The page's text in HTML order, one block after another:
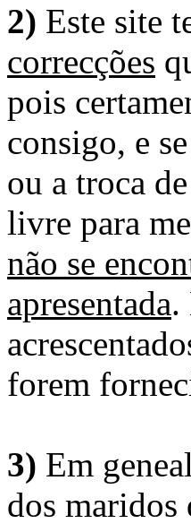
2) Este site
correcções
pois
consigo, e
ou a troca
livre para
não se
apresentada.
forem
3) Em
dos maridos